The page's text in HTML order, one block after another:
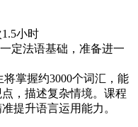
小时
定法语基础，准备进一
掌握约3000个词汇，能
，描述复杂情境。课程
提升语言运用能力。